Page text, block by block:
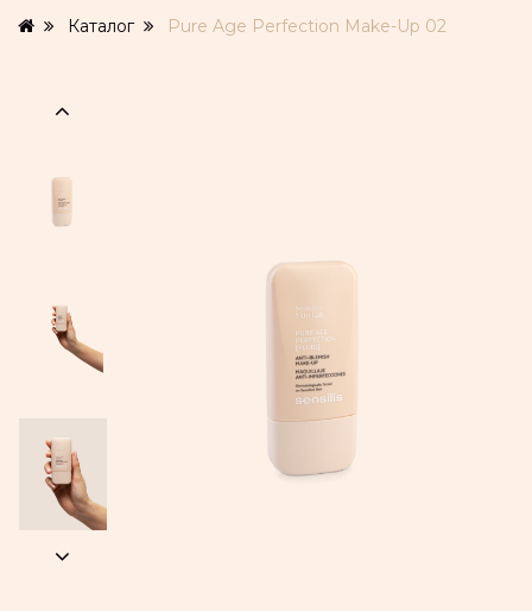
Каталог Pure Age Perfection Make-Up 02